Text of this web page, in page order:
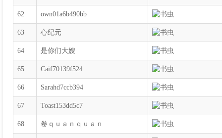
62 own01a6b490bb
63 心纪元
64 是你们大嫂
65 Caif70139f524
66 Sarahd7ccb394
67 Toast153dd5c7
68 卷ｑｕａｎｑｕａｎ